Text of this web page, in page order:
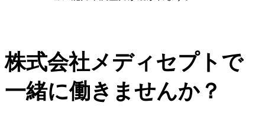
株式会社メディセプトで
一緒に働きませんか？